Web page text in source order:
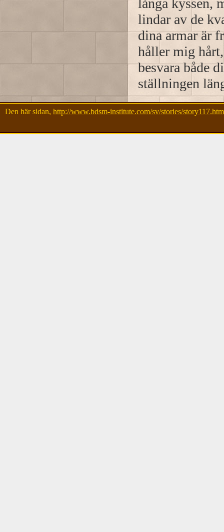
lindar av de
dina armar är
håller mig
besvara både
ställningen
Den här sidan, http://www.bdsm-institute.com/sv/stories/